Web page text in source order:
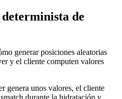
de
generar posiciones aleatorias
y el cliente computen valores
genera unos valores, el cliente